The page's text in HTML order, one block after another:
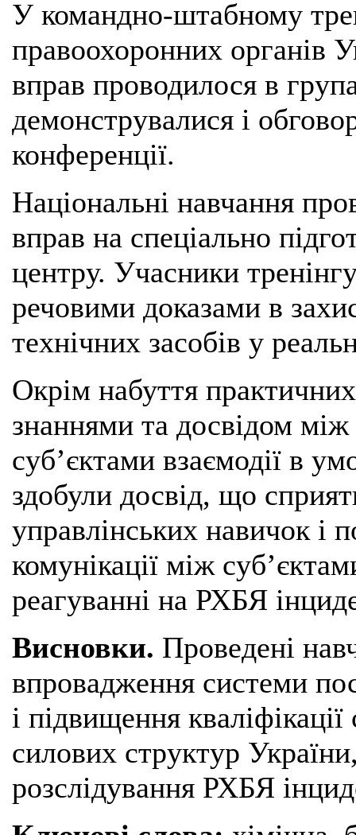
У командно-штабному
правоохоронних органів
вправ проводилося в
демонструвалися і
конференції.
Національні навчання
вправ на спеціально
центру. Учасники
речовими доказами в
технічних засобів у
Окрім набуття
знаннями та досвідом
суб’єктами взаємодії в
здобули досвід, що
управлінських навичок і
комунікації між
реагуванні на РХБЯ
Висновки. Проведені
впровадження системи
і підвищення
силових структур
розслідування РХБЯ